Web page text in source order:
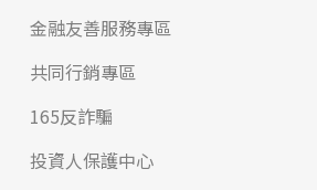
金融友善服務專區
共同行銷專區
165反詐騙
投資人保護中心